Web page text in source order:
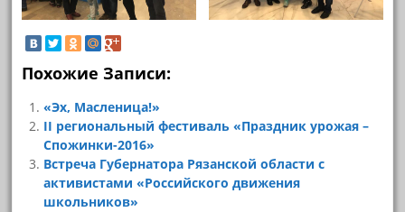
Похожие Записи:
«Эх, Масленица!»
II региональный фестиваль «Праздник урожая –
Спожинки-2016»
Встреча Губернатора Рязанской области с
активистами «Российского движения
школьников»